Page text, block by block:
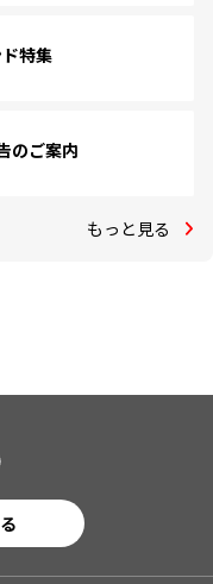
特集
のご案内
もっと見る